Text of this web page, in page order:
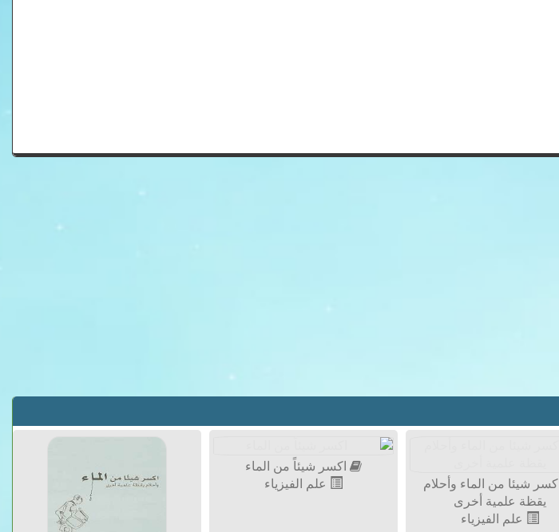
اكسر شيئا من الماء وأحلام
يقظة علمية أخرى
علم الفيزياء
اكسر شيئاً من الماء
علم الفيزياء